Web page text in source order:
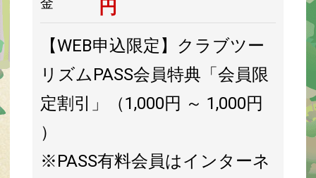
金
円
【WEB申込限定】クラブツー
リズムPASS会員特典「会員限
定割引」（1,000円 ～ 1,000円
）
※PASS有料会員はインターネ